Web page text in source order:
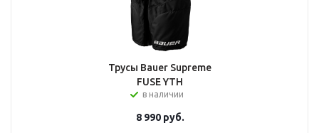
Трусы Bauer Supreme
FUSE YTH
в наличии
8 990руб.